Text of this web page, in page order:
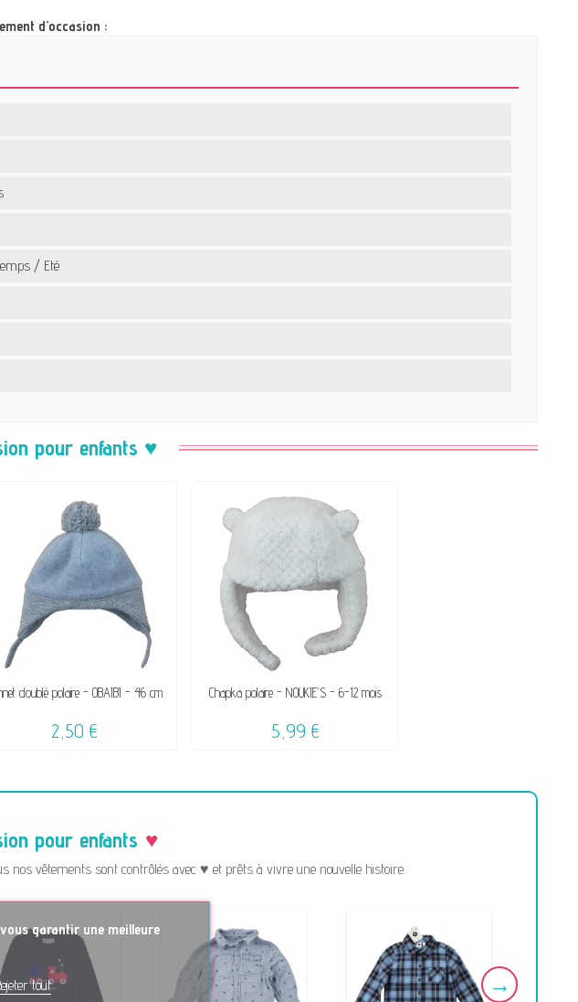
d’occasion :
/ Eté
pour enfants ♥
doublé polaire - OBAÏBI - 46 cm
2,50 €
Chapka polaire - NOUKIE'S - 6-12 mois
5,99 €
pour enfants
nos vêtements sont contrôlés avec ♥ et prêts à vivre une nouvelle histoire.
garantir une meilleure
tout